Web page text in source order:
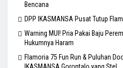
Bencana
DPP IKASMANSA Pusat Tutup
Warning MUI! Pria Pakai Baju
Hukumnya Haram
Flamoria 75 Fun Run & Puluhan